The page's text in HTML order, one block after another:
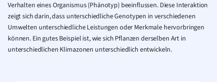
Verhalten eines Organismus (Phänotyp) beeinflussen. Diese Interaktion
zeigt sich darin, dass unterschiedliche Genotypen in verschiedenen
Umwelten unterschiedliche Leistungen oder Merkmale hervorbringen
können. Ein gutes Beispiel ist, wie sich Pflanzen derselben Art in
unterschiedlichen Klimazonen unterschiedlich entwickeln.